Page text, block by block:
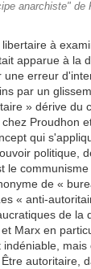
anarchiste" de
à
apparue à la
erreur
par un
» dérive du
Proudhon
qui
politique,
le communisme
de «
« anti-
de la
Marx en
mais
autoritaire,